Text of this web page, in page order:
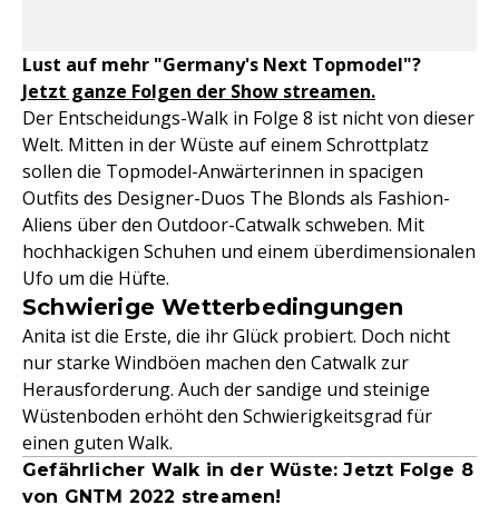
Lust auf mehr "Germany's Next Topmodel"?
Jetzt ganze Folgen der Show streamen.
Der Entscheidungs-Walk in Folge 8 ist nicht von dieser
Welt. Mitten in der Wüste auf einem Schrottplatz
sollen die Topmodel-Anwärterinnen in spacigen
Outfits des Designer-Duos The Blonds als Fashion-
Aliens über den Outdoor-Catwalk schweben. Mit
hochhackigen Schuhen und einem überdimensionalen
Ufo um die Hüfte.
Schwierige Wetterbedingungen
Anita ist die Erste, die ihr Glück probiert. Doch nicht
nur starke Windböen machen den Catwalk zur
Herausforderung. Auch der sandige und steinige
Wüstenboden erhöht den Schwierigkeitsgrad für
einen guten Walk.
Gefährlicher Walk in der Wüste: Jetzt Folge 8
von GNTM 2022 streamen!